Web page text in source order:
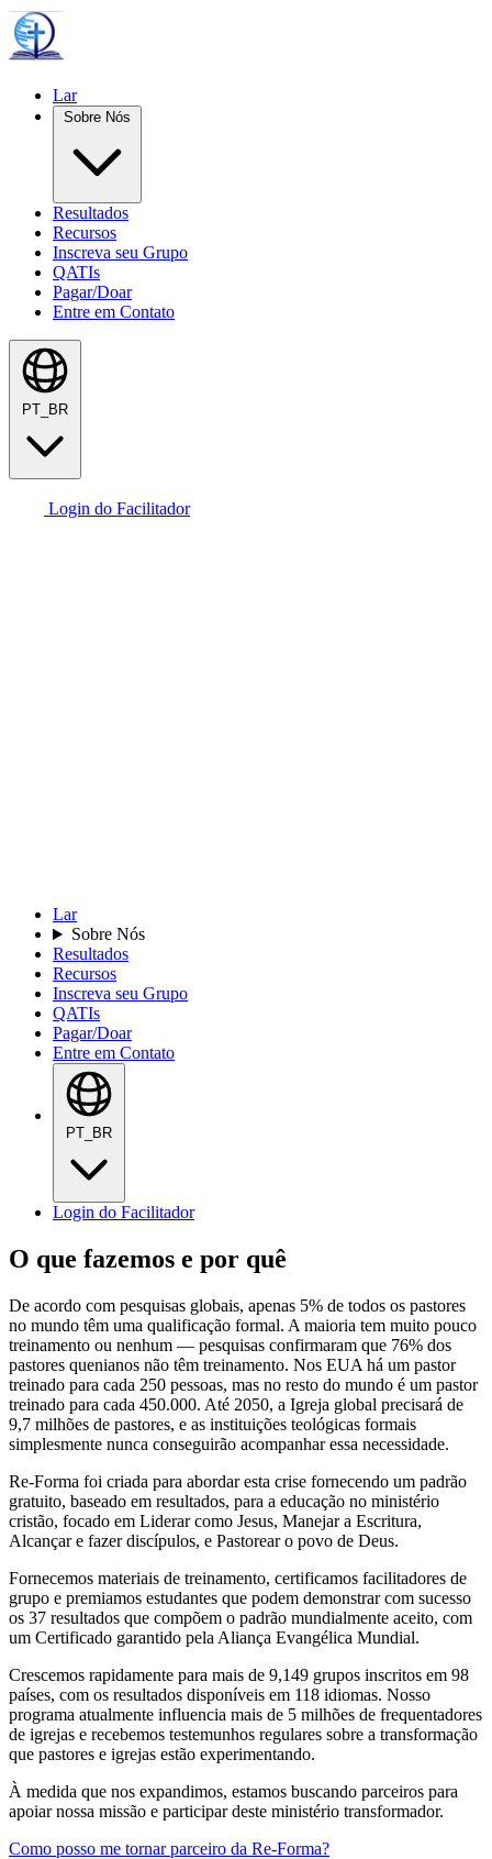
Lar
Sobre Nós
Resultados
Recursos
Inscreva seu Grupo
QATIs
Pagar/Doar
Entre em Contato
PT_BR
Login do Facilitador
Lar
Sobre Nós
Resultados
Recursos
Inscreva seu Grupo
QATIs
Pagar/Doar
Entre em Contato
PT_BR
Login do Facilitador
O que fazemos e por quê
De acordo com pesquisas globais, apenas 5% de todos os pastores
no mundo têm uma qualificação formal. A maioria tem muito pouco
treinamento ou nenhum — pesquisas confirmaram que 76% dos
pastores quenianos não têm treinamento. Nos EUA há um pastor
treinado para cada 250 pessoas, mas no resto do mundo é um pastor
treinado para cada 450.000. Até 2050, a Igreja global precisará de
9,7 milhões de pastores, e as instituições teológicas formais
simplesmente nunca conseguirão acompanhar essa necessidade.
Re-Forma foi criada para abordar esta crise fornecendo um padrão
gratuito, baseado em resultados, para a educação no ministério
cristão, focado em Liderar como Jesus, Manejar a Escritura,
Alcançar e fazer discípulos, e Pastorear o povo de Deus.
Fornecemos materiais de treinamento, certificamos facilitadores de
grupo e premiamos estudantes que podem demonstrar com sucesso
os 37 resultados que compõem o padrão mundialmente aceito, com
um Certificado garantido pela Aliança Evangélica Mundial.
Crescemos rapidamente para mais de 9,149 grupos inscritos em 98
países, com os resultados disponíveis em 118 idiomas. Nosso
programa atualmente influencia mais de 5 milhões de frequentadores
de igrejas e recebemos testemunhos regulares sobre a transformação
que pastores e igrejas estão experimentando.
À medida que nos expandimos, estamos buscando parceiros para
apoiar nossa missão e participar deste ministério transformador.
Como posso me tornar parceiro da Re-Forma?